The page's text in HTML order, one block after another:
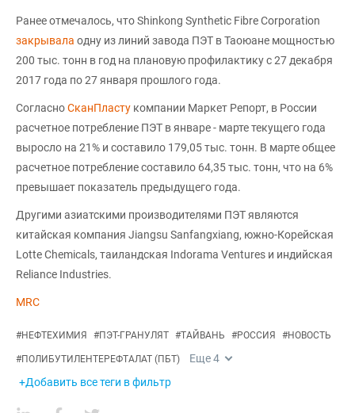
Ранее отмечалось, что Shinkong Synthetic Fibre Corporation
закрывала одну из линий завода ПЭТ в Таоюане мощностью
200 тыс. тонн в год на плановую профилактику с 27 декабря
2017 года по 27 января прошлого года.
СогласноСканПласту компании Маркет Репорт, в России
расчетное потребление ПЭТ в январе - марте текущего года
выросло на 21% и составило 179,05 тыс. тонн. В марте общее
расчетное потребление составило 64,35 тыс. тонн, что на 6%
превышает показатель предыдущего года.
Другими азиатскими производителями ПЭТ являются
китайская компания Jiangsu Sanfangxiang, южно-Корейская
Lotte Chemicals, таиландская Indorama Ventures и индийская
Reliance Industries.
MRC
#НЕФТЕХИМИЯ #ПЭТ-ГРАНУЛЯТ #ТАЙВАНЬ #РОССИЯ #НОВОСТЬ
#ПОЛИБУТИЛЕНТЕРЕФТАЛАТ (ПБТ) Еще4
+Добавить все теги в фильтр